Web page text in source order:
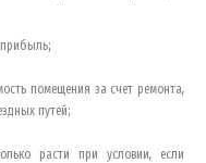
прибыль;
помещения за счет ремонта,
путей;
расти при условии, если